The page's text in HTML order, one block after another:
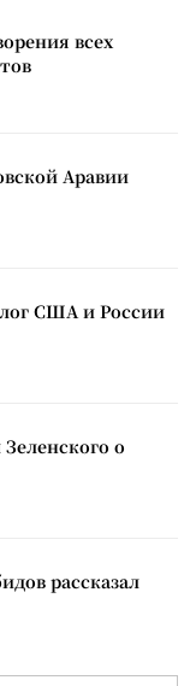
всех
Аравии
США и России
о
рассказал